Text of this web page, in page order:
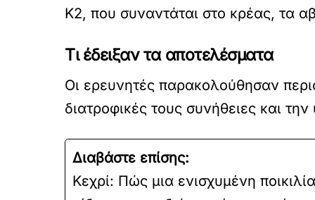
Κ2, που συναντάται στο κρέας, τα
Τι έδειξαν τα αποτελέσματα
Οι ερευνητές παρακολούθησαν
διατροφικές τους συνήθειες και
Διαβάστε επίσης:
Κεχρί: Πώς μια ενισχυμένη